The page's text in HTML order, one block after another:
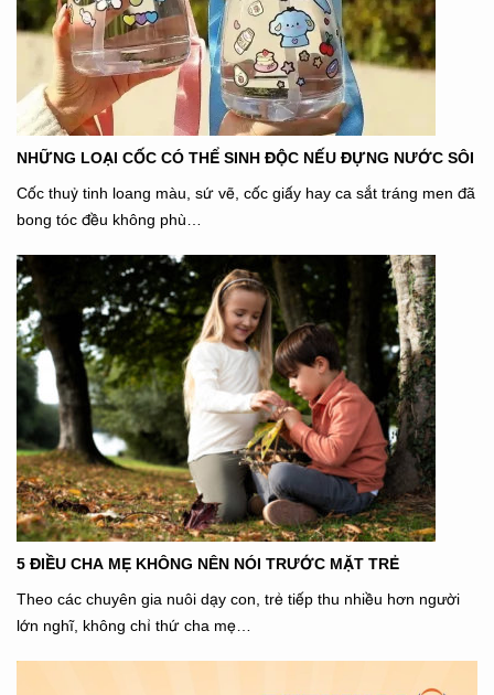
NHỮNG LOẠI CỐC CÓ THỂ SINH ĐỘC NẾU ĐỰNG NƯỚC SÔI
Cốc thuỷ tinh loang màu, sứ vẽ, cốc giấy hay ca sắt tráng men đã
bong tóc đều không phù…
5 ĐIỀU CHA MẸ KHÔNG NÊN NÓI TRƯỚC MẶT TRẺ
Theo các chuyên gia nuôi dạy con, trẻ tiếp thu nhiều hơn người
lớn nghĩ, không chỉ thứ cha mẹ…